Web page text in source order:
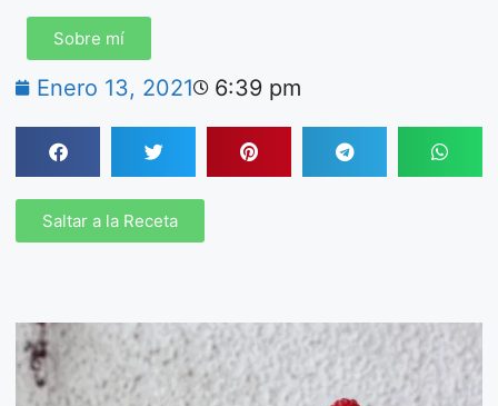
Sobre mí
Enero 13, 2021 6:39 pm
Saltar a la Receta